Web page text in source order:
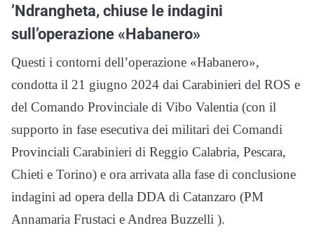
’Ndrangheta, chiuse le indagini
sull’operazione «Habanero»
Questi i contorni dell’operazione «Habanero»,
condotta il 21 giugno 2024 dai Carabinieri del ROS e
del Comando Provinciale di Vibo Valentia (con il
supporto in fase esecutiva dei militari dei Comandi
Provinciali Carabinieri di Reggio Calabria, Pescara,
Chieti e Torino) e ora arrivata alla fase di conclusione
indagini ad opera della DDA di Catanzaro (PM
Annamaria Frustaci e Andrea Buzzelli ).